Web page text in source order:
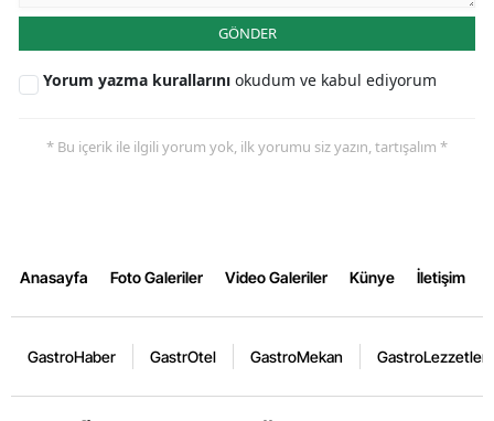
GÖNDER
Yorum yazma kurallarını okudum ve kabul ediyorum
* Bu içerik ile ilgili yorum yok, ilk yorumu siz yazın, tartışalım *
Anasayfa Foto Galeriler Video Galeriler Künye İletişim
GastroHaber GastrOtel GastroMekan GastroLezzetler